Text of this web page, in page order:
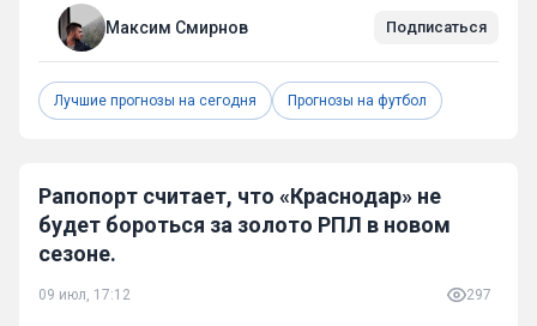
Максим Смирнов Подписаться
Лучшие прогнозы на сегодня Прогнозы на футбол
Рапопорт считает, что «Краснодар» не
будет бороться за золото РПЛ в новом
сезоне.
09 июл, 17:12 297